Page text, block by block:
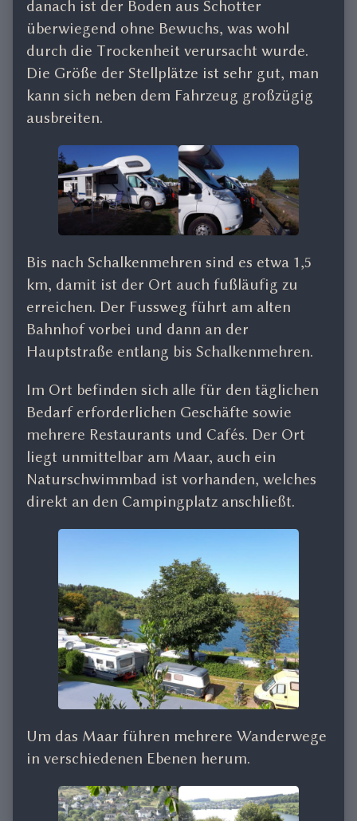
danach ist der Boden aus Schotter
überwiegend ohne Bewuchs, was wohl
durch die Trockenheit verursacht wurde.
Die Größe der Stellplätze ist sehr gut, man
kann sich neben dem Fahrzeug großzügig
ausbreiten.
Bis nach Schalkenmehren sind es etwa 1,5
km, damit ist der Ort auch fußläufig zu
erreichen. Der Fussweg führt am alten
Bahnhof vorbei und dann an der
Hauptstraße entlang bis Schalkenmehren.
Im Ort befinden sich alle für den täglichen
Bedarf erforderlichen Geschäfte sowie
mehrere Restaurants und Cafés. Der Ort
liegt unmittelbar am Maar, auch ein
Naturschwimmbad ist vorhanden, welches
direkt an den Campingplatz anschließt.
Um das Maar führen mehrere Wanderwege
in verschiedenen Ebenen herum.